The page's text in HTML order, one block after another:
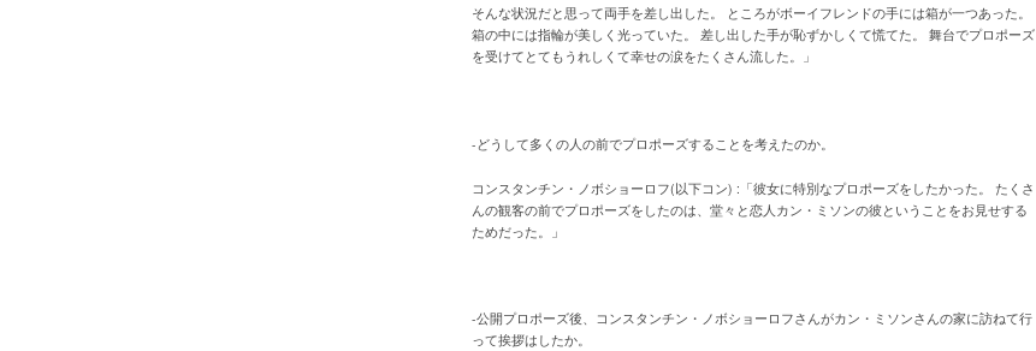
そんな状況だと思って両手を差し出した。 ところがボーイフレンドの手には箱が一つあった。
箱の中には指輪が美しく光っていた。 差し出した手が恥ずかしくて慌てた。 舞台でプロポーズ
を受けてとてもうれしくて幸せの涙をたくさん流した。」
-どうして多くの人の前でプロポーズすることを考えたのか。
コンスタンチン・ノボショーロフ(以下コン) :「彼女に特別なプロポーズをしたかった。 たくさ
んの観客の前でプロポーズをしたのは、堂々と恋人カン・ミソンの彼ということをお見せする
ためだった。」
-公開プロポーズ後、コンスタンチン・ノボショーロフさんがカン・ミソンさんの家に訪ねて行
って挨拶はしたか。